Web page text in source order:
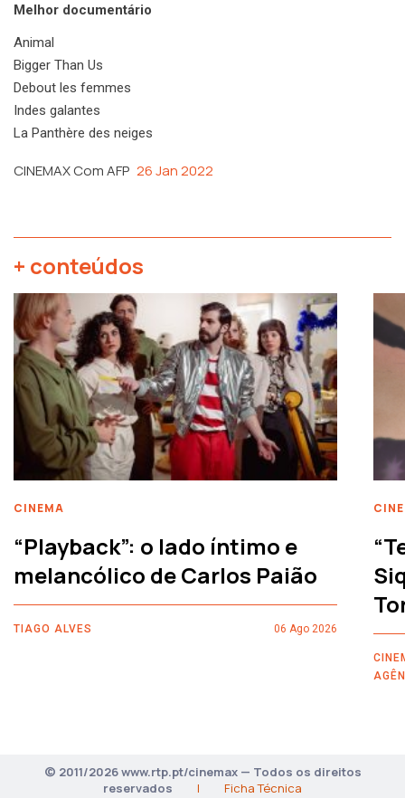
Melhor documentário
Animal
Bigger Than Us
Debout les femmes
Indes galantes
La Panthère des neiges
CINEMAX Com AFP 26 Jan 2022
+ conteúdos
CINEMA
“Playback”: o lado íntimo e
melancólico de Carlos Paião
TIAGO ALVES 06 Ago 2026
© 2011/2026 www.rtp.pt/cinemax — Todos os direitos
reservados
| Ficha Técnica